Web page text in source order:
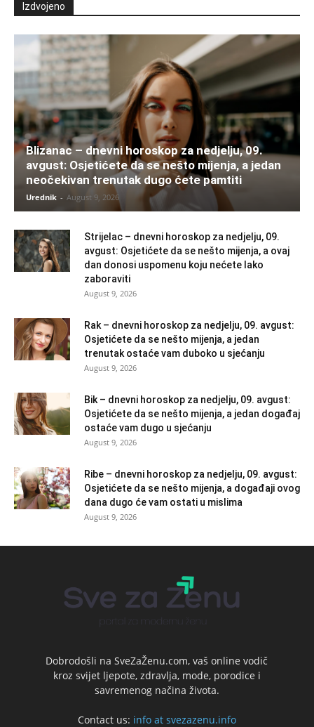
Izdvojeno
Blizanac – dnevni horoskop za nedjelju, 09.
avgust: Osjetićete da se nešto mijenja, a jedan
neočekivan trenutak dugo ćete pamtiti
Urednik - August 9, 2026
Strijelac – dnevni horoskop za nedjelju, 09.
avgust: Osjetićete da se nešto mijenja, a ovaj
dan donosi uspomenu koju nećete lako
zaboraviti
August 9, 2026
Rak – dnevni horoskop za nedjelju, 09. avgust:
Osjetićete da se nešto mijenja, a jedan
trenutak ostaće vam duboko u sjećanju
August 9, 2026
Bik – dnevni horoskop za nedjelju, 09. avgust:
Osjetićete da se nešto mijenja, a jedan događaj
ostaće vam dugo u sjećanju
August 9, 2026
Ribe – dnevni horoskop za nedjelju, 09. avgust:
Osjetićete da se nešto mijenja, a događaji ovog
dana dugo će vam ostati u mislima
August 9, 2026
Dobrodošli na SveZaŽenu.com, vaš online vodič
kroz svijet ljepote, zdravlja, mode, porodice i
savremenog načina života.
Contact us: info at svezazenu.info